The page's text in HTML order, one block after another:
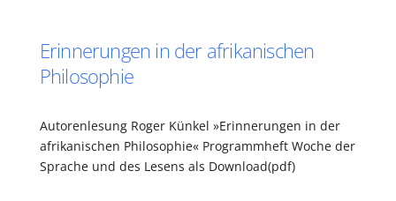
Erinnerungen in der afrikanischen
Philosophie
Autorenlesung Roger Künkel »Erinnerungen in der
afrikanischen Philosophie« Programmheft Woche der
Sprache und des Lesens als Download(pdf)